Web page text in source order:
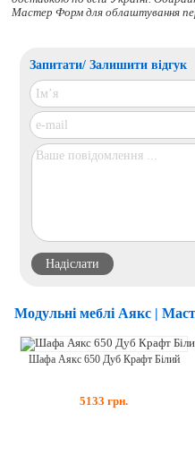
Мастер Форм для облаштування
Запитати/ Залишити відгук
Модульні меблі Аякс |
Шафа Аякс 650 Дуб Крафт Білий
5133 грн.